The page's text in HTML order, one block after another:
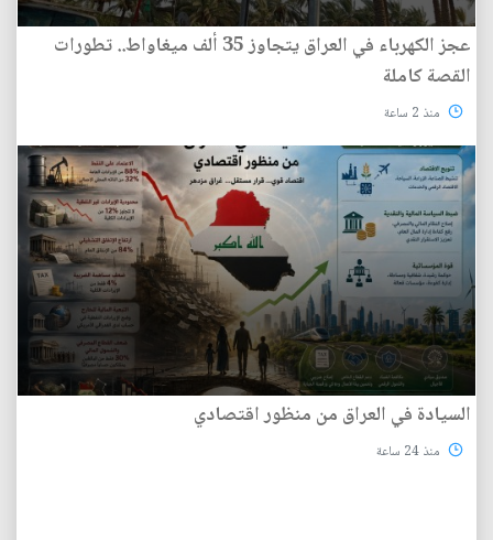
عجز الكهرباء في العراق يتجاوز 35 ألف ميغاواط.. تطورات
القصة كاملة
منذ 2 ساعة
السيادة في العراق من منظور اقتصادي
منذ 24 ساعة